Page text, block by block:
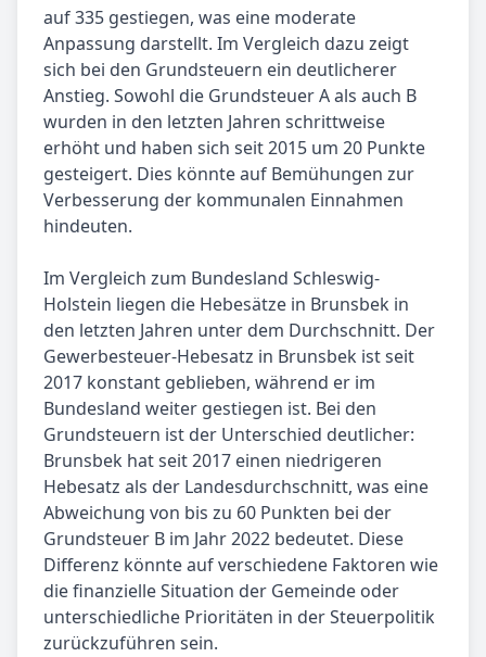
auf 335 gestiegen, was eine moderate
Anpassung darstellt. Im Vergleich dazu zeigt
sich bei den Grundsteuern ein deutlicherer
Anstieg. Sowohl die Grundsteuer A als auch B
wurden in den letzten Jahren schrittweise
erhöht und haben sich seit 2015 um 20 Punkte
gesteigert. Dies könnte auf Bemühungen zur
Verbesserung der kommunalen Einnahmen
hindeuten.
Im Vergleich zum Bundesland Schleswig-
Holstein liegen die Hebesätze in Brunsbek in
den letzten Jahren unter dem Durchschnitt. Der
Gewerbesteuer-Hebesatz in Brunsbek ist seit
2017 konstant geblieben, während er im
Bundesland weiter gestiegen ist. Bei den
Grundsteuern ist der Unterschied deutlicher:
Brunsbek hat seit 2017 einen niedrigeren
Hebesatz als der Landesdurchschnitt, was eine
Abweichung von bis zu 60 Punkten bei der
Grundsteuer B im Jahr 2022 bedeutet. Diese
Differenz könnte auf verschiedene Faktoren wie
die finanzielle Situation der Gemeinde oder
unterschiedliche Prioritäten in der Steuerpolitik
zurückzuführen sein.